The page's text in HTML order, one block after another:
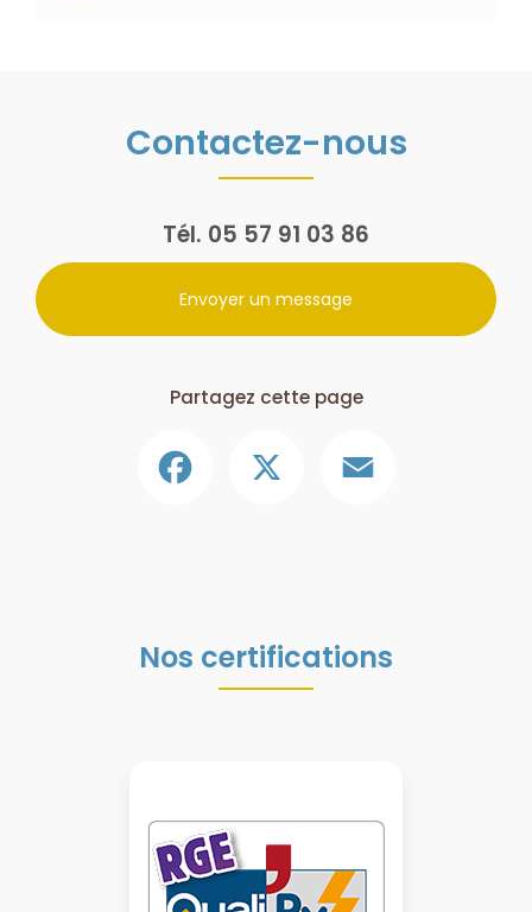
Contactez-nous
Tél. 05 57 91 03 86
Envoyer un message
Partagez cette page
Nos certifications